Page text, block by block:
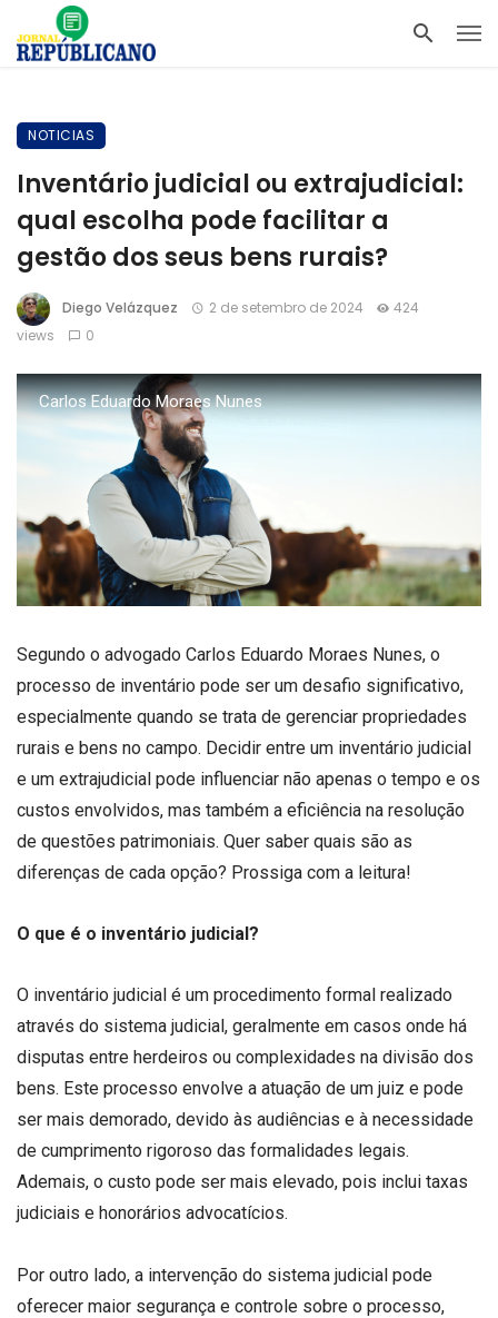
NOTICIAS
Inventário judicial ou extrajudicial:
qual escolha pode facilitar a
gestão dos seus bens rurais?
Diego Velázquez 2 de setembro de 2024
424
views
0
Carlos Eduardo Moraes Nunes
Segundo o advogado Carlos Eduardo Moraes Nunes, o
processo de inventário pode ser um desafio significativo,
especialmente quando se trata de gerenciar propriedades
rurais e bens no campo. Decidir entre um inventário judicial
e um extrajudicial pode influenciar não apenas o tempo e os
custos envolvidos, mas também a eficiência na resolução
de questões patrimoniais. Quer saber quais são as
diferenças de cada opção? Prossiga com a leitura!
O que é o inventário judicial?
O inventário judicial é um procedimento formal realizado
através do sistema judicial, geralmente em casos onde há
disputas entre herdeiros ou complexidades na divisão dos
bens. Este processo envolve a atuação de um juiz e pode
ser mais demorado, devido às audiências e à necessidade
de cumprimento rigoroso das formalidades legais.
Ademais, o custo pode ser mais elevado, pois inclui taxas
judiciais e honorários advocatícios.
Por outro lado, a intervenção do sistema judicial pode
oferecer maior segurança e controle sobre o processo,